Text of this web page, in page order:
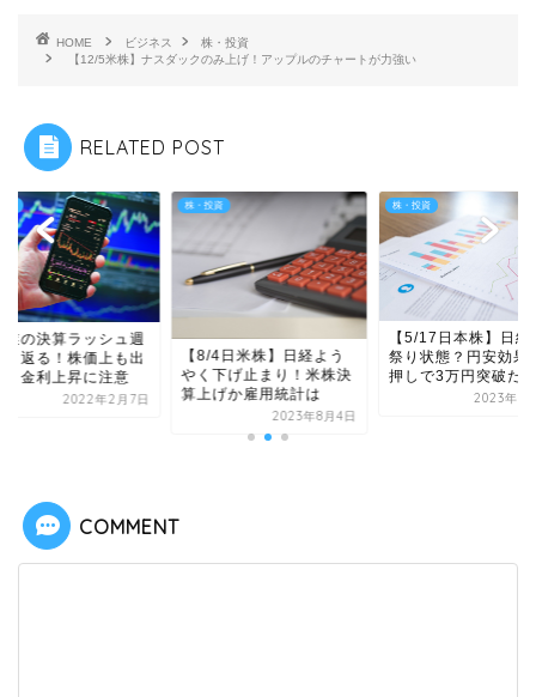
HOME ビジネス
株・投資
【12/5米株】ナスダックのみ上げ！アップルのチャートが力強い
RELATED POST
業の決算ラッシュ週
り返る！株価上も出
と金利上昇に注意
2022年2月7日
株・投資
【8/4日米株】日経よう
やく下げ止まり！米株決
算上げか雇用統計は
2023年8月4日
株・投資
【5/17日本株】日経
祭り状態？円安効果
押しで3万円突破だ...
2023年5
COMMENT